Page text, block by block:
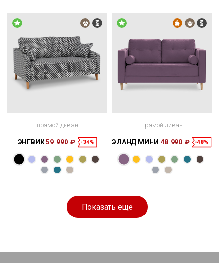
Размеры
Спальное
прямой диван
ЭНГВИК59 990 ₽ -34%
Размеры
Спальное
прямой диван
ЭЛАНД МИНИ 48 990 ₽ -48%
Показать еще